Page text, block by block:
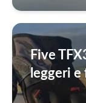
Five
leggeri e